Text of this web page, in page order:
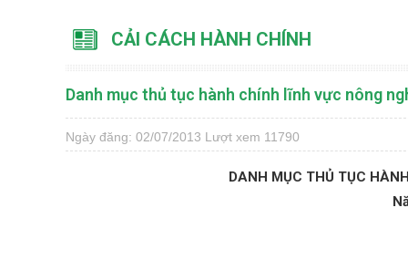
CẢI CÁCH HÀNH CHÍNH
Danh mục thủ tục hành chính lĩnh vực nông
Ngày đăng: 02/07/2013 Lượt xem 11790
DANH MỤC THỦ TỤC